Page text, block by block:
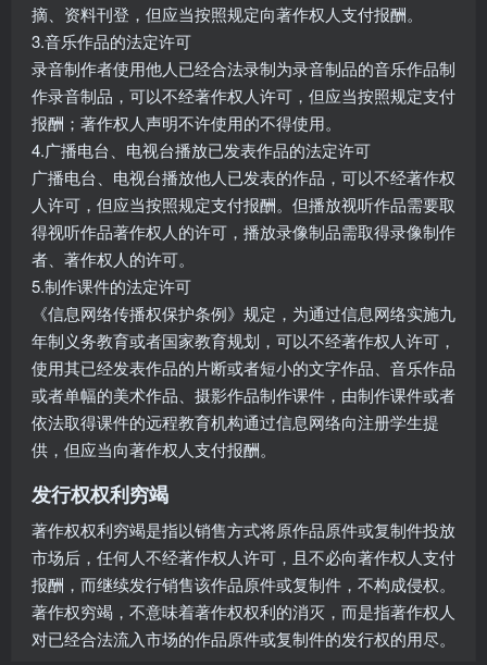
摘、资料刊登，但应当按照规定向著作权人支付报酬。
3.音乐作品的法定许可
录音制作者使用他人已经合法录制为录音制品的音乐作品制
作录音制品，可以不经著作权人许可，但应当按照规定支付
报酬；著作权人声明不许使用的不得使用。
4.广播电台、电视台播放已发表作品的法定许可
广播电台、电视台播放他人已发表的作品，可以不经著作权
人许可，但应当按照规定支付报酬。但播放视听作品需要取
得视听作品著作权人的许可，播放录像制品需取得录像制作
者、著作权人的许可。
5.制作课件的法定许可
《信息网络传播权保护条例》规定，为通过信息网络实施九
年制义务教育或者国家教育规划，可以不经著作权人许可，
使用其已经发表作品的片断或者短小的文字作品、音乐作品
或者单幅的美术作品、摄影作品制作课件，由制作课件或者
依法取得课件的远程教育机构通过信息网络向注册学生提
供，但应当向著作权人支付报酬。
发行权权利穷竭
著作权权利穷竭是指以销售方式将原作品原件或复制件投放
市场后，任何人不经著作权人许可，且不必向著作权人支付
报酬，而继续发行销售该作品原件或复制件，不构成侵权。
著作权穷竭，不意味着著作权权利的消灭，而是指著作权人
对已经合法流入市场的作品原件或复制件的发行权的用尽。